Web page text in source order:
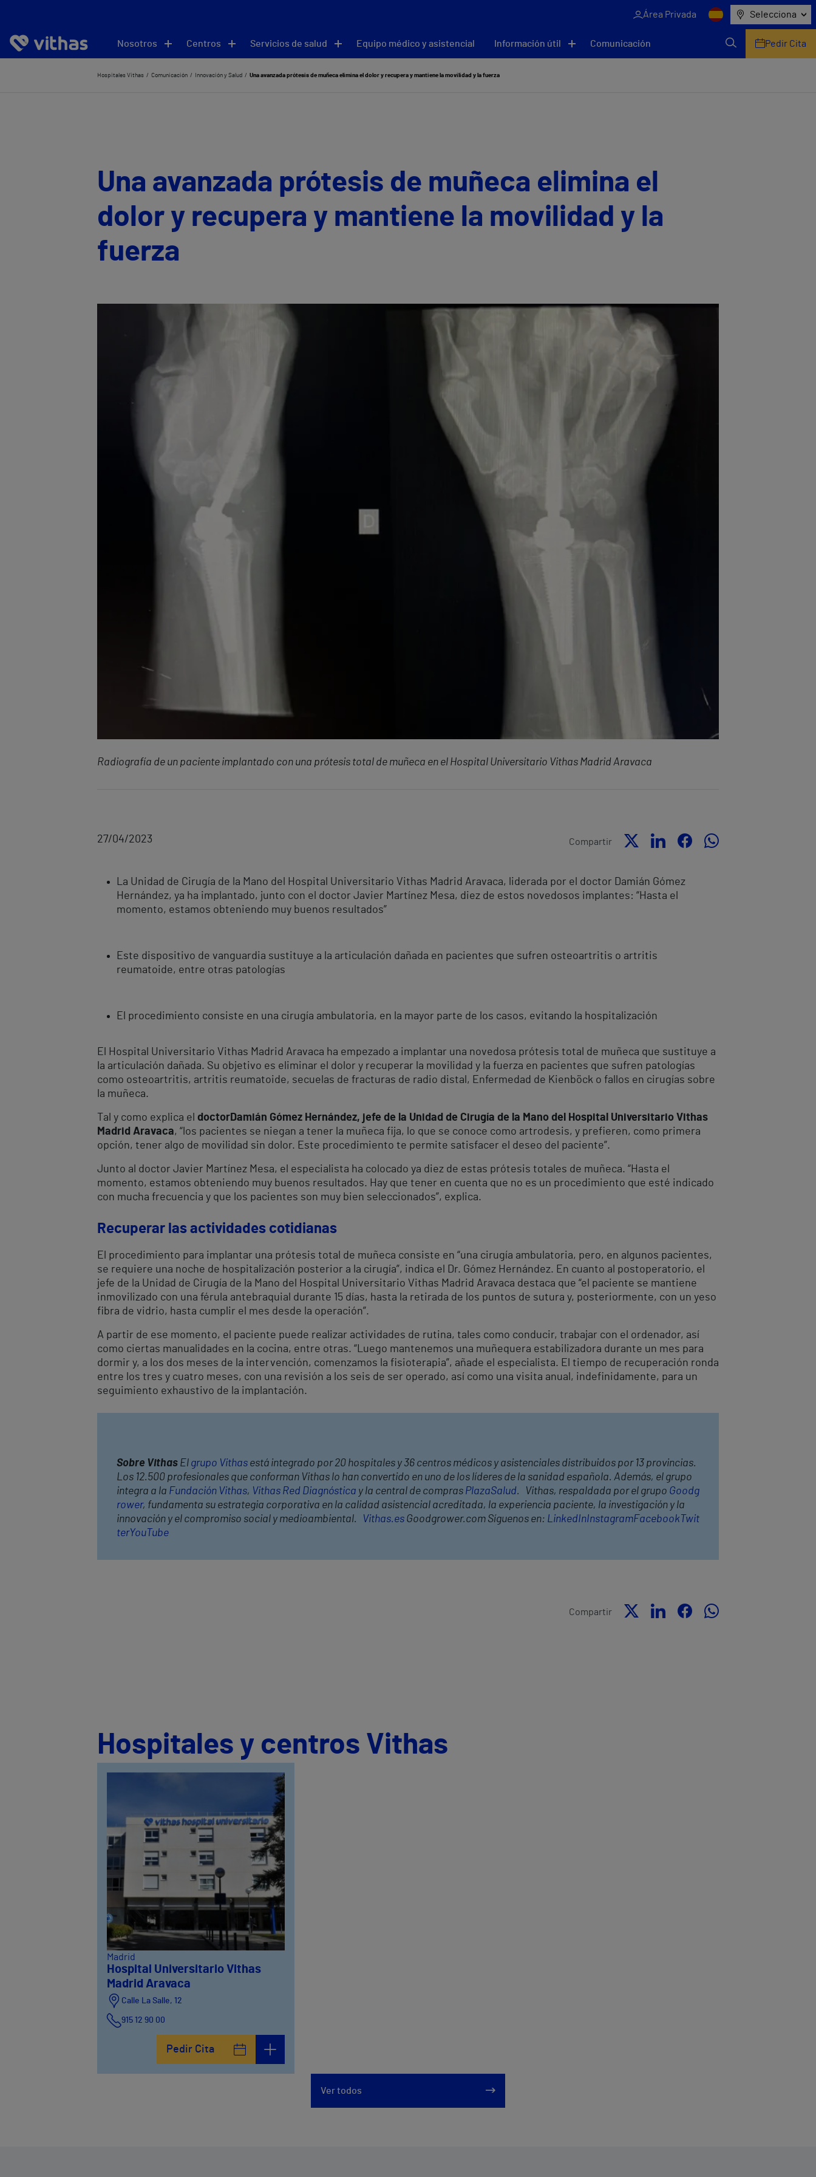
Área Privada Selecciona
Nosotros Centros Servicios de salud Equipo médico y asistencial Información útil Comunicación Pedir Cita
Hospitales Vithas Comunicación Innovación y Salud Una avanzada prótesis de muñeca elimina el dolor y recupera y mantiene la movilidad y la fuerza
Una avanzada prótesis de muñeca elimina el
dolor y recupera y mantiene la movilidad y la
fuerza
Radiografía de un paciente implantado con una prótesis total de muñeca en el Hospital Universitario Vithas Madrid Aravaca
27/04/2023 Compartir
La Unidad de Cirugía de la Mano del Hospital Universitario Vithas Madrid Aravaca, liderada por el doctor Damián Gómez
Hernández, ya ha implantado, junto con el doctor Javier Martínez Mesa, diez de estos novedosos implantes: “Hasta el
momento, estamos obteniendo muy buenos resultados”
Este dispositivo de vanguardia sustituye a la articulación dañada en pacientes que sufren osteoartritis o artritis
reumatoide, entre otras patologías
El procedimiento consiste en una cirugía ambulatoria, en la mayor parte de los casos, evitando la hospitalización
El Hospital Universitario Vithas Madrid Aravaca ha empezado a implantar una novedosa prótesis total de muñeca que sustituye a
la articulación dañada. Su objetivo es eliminar el dolor y recuperar la movilidad y la fuerza en pacientes que sufren patologías
como osteoartritis, artritis reumatoide, secuelas de fracturas de radio distal, Enfermedad de Kienböck o fallos en cirugías sobre
la muñeca.
Tal y como explica el doctorDamián Gómez Hernández, jefe de la Unidad de Cirugía de la Mano del Hospital Universitario Vithas
Madrid Aravaca, “los pacientes se niegan a tener la muñeca fija, lo que se conoce como artrodesis, y prefieren, como primera
opción, tener algo de movilidad sin dolor. Este procedimiento te permite satisfacer el deseo del paciente”.
Junto al doctor Javier Martínez Mesa, el especialista ha colocado ya diez de estas prótesis totales de muñeca. “Hasta el
momento, estamos obteniendo muy buenos resultados. Hay que tener en cuenta que no es un procedimiento que esté indicado
con mucha frecuencia y que los pacientes son muy bien seleccionados”, explica.
Recuperar las actividades cotidianas
El procedimiento para implantar una prótesis total de muñeca consiste en “una cirugía ambulatoria, pero, en algunos pacientes,
se requiere una noche de hospitalización posterior a la cirugía”, indica el Dr. Gómez Hernández. En cuanto al postoperatorio, el
jefe de la Unidad de Cirugía de la Mano del Hospital Universitario Vithas Madrid Aravaca destaca que “el paciente se mantiene
inmovilizado con una férula antebraquial durante 15 días, hasta la retirada de los puntos de sutura y, posteriormente, con un yeso
fibra de vidrio, hasta cumplir el mes desde la operación”.
A partir de ese momento, el paciente puede realizar actividades de rutina, tales como conducir, trabajar con el ordenador, así
como ciertas manualidades en la cocina, entre otras. “Luego mantenemos una muñequera estabilizadora durante un mes para
dormir y, a los dos meses de la intervención, comenzamos la fisioterapia”, añade el especialista. El tiempo de recuperación ronda
entre los tres y cuatro meses, con una revisión a los seis de ser operado, así como una visita anual, indefinidamente, para un
seguimiento exhaustivo de la implantación.
Sobre Vithas El grupo Vithas está integrado por 20 hospitales y 36 centros médicos y asistenciales distribuidos por 13 provincias.
Los 12.500 profesionales que conforman Vithas lo han convertido en uno de los líderes de la sanidad española. Además, el grupo
integra a la Fundación Vithas, Vithas Red Diagnóstica y la central de compras PlazaSalud. Vithas, respaldada por el grupo Goodg
rower, fundamenta su estrategia corporativa en la calidad asistencial acreditada, la experiencia paciente, la investigación y la
innovación y el compromiso social y medioambiental.
Vithas.es Goodgrower.com Síguenos en: LinkedInInstagramFacebook Twit
terYouTube
Compartir
Hospitales y centros Vithas
Madrid
Hospital Universitario Vithas
Madrid Aravaca
Calle La Salle, 12
915 12 90 00
Pedir Cita
Ver todos